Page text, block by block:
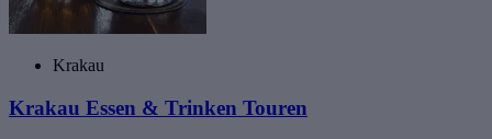
Krakau
Krakau Essen & Trinken Touren